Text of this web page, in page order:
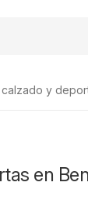
calzado y
en